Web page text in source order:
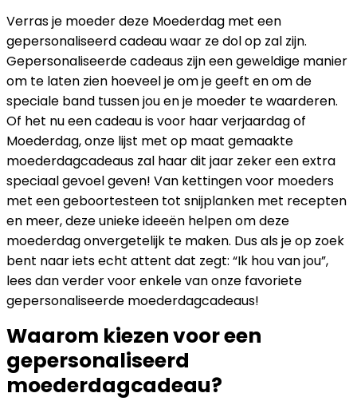
Verras je moeder deze Moederdag met een
gepersonaliseerd cadeau waar ze dol op zal zijn.
Gepersonaliseerde cadeaus zijn een geweldige manier
om te laten zien hoeveel je om je geeft en om de
speciale band tussen jou en je moeder te waarderen.
Of het nu een cadeau is voor haar verjaardag of
Moederdag, onze lijst met op maat gemaakte
moederdagcadeaus zal haar dit jaar zeker een extra
speciaal gevoel geven! Van kettingen voor moeders
met een geboortesteen tot snijplanken met recepten
en meer, deze unieke ideeën helpen om deze
moederdag onvergetelijk te maken. Dus als je op zoek
bent naar iets echt attent dat zegt: “Ik hou van jou”,
lees dan verder voor enkele van onze favoriete
gepersonaliseerde moederdagcadeaus!
Waarom kiezen voor een
gepersonaliseerd
moederdagcadeau?